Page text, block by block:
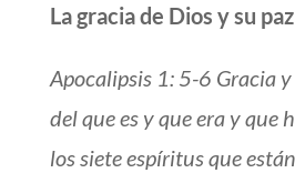
La gracia de Dios y su
Apocalipsis 1: 5-6 Gracia y
del que es y que era y que
los siete espíritus que